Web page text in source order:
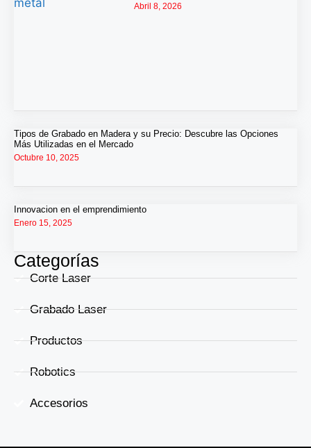
Abril 8, 2026
Tipos de Grabado en Madera y su Precio: Descubre las Opciones
Más Utilizadas en el Mercado
Octubre 10, 2025
Innovacion en el emprendimiento
Enero 15, 2025
Categorías
Corte Laser
Grabado Laser
Productos
Robotics
Accesorios